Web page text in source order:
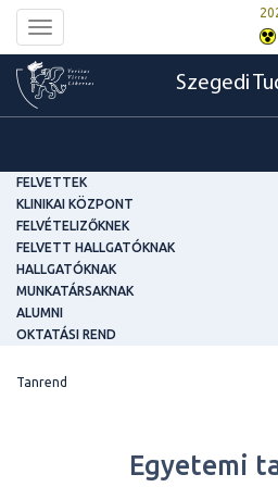
Toggle
navigation
Szegedi
FELVETTEK
KLINIKAI KÖZPONT
FELVÉTELIZŐKNEK
FELVETT HALLGATÓKNAK
HALLGATÓKNAK
MUNKATÁRSAKNAK
ALUMNI
OKTATÁSI REND
Tanrend
Egyetemi